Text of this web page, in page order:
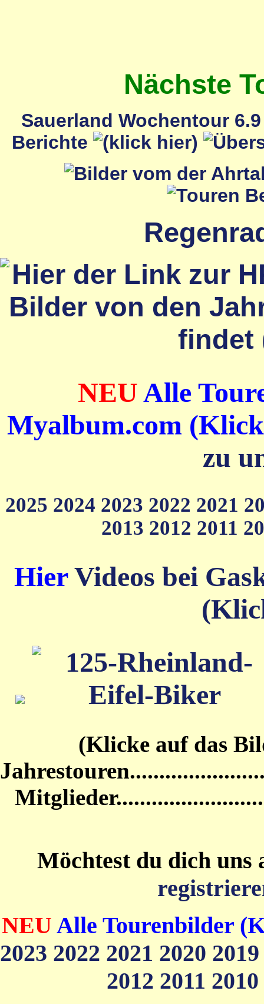
Nächste
Sauerland Wochentour
Berichte
NEUAlle
Myalbum.com
zu
2025 2024 2023 2022 2021
2013 2012 2011
HierVideos bei
(Klicke auf das
Möchtest du dich uns
NEU Alle Tourenbilder
2023 2022 2021 2020
2012 2011 2010